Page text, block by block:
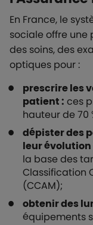
En France, le
sociale offre une
des soins, des
optiques pour :
prescrire les
patient : ces
hauteur de 70
dépister des
leur évolution
la base des
Classification
(CCAM);
obtenir des
équipements